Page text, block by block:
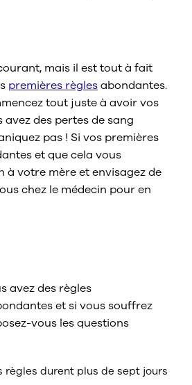
mais il est tout à fait
premières règlesabondantes.
tout juste à avoir vos
avez des pertes de sang
pas ! Si vos premières
et que cela vous
à votre mère et envisagez de
chez le médecin pour en
avez des règles
et si vous souffrez
vous les questions
règles durent plus de sept jours